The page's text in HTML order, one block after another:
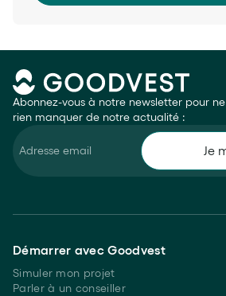
Abonnez-vous à notre newsletter pour ne
rien manquer de notre actualité :
Démarrer avec Goodvest
Simuler mon projet
Parler à un conseiller